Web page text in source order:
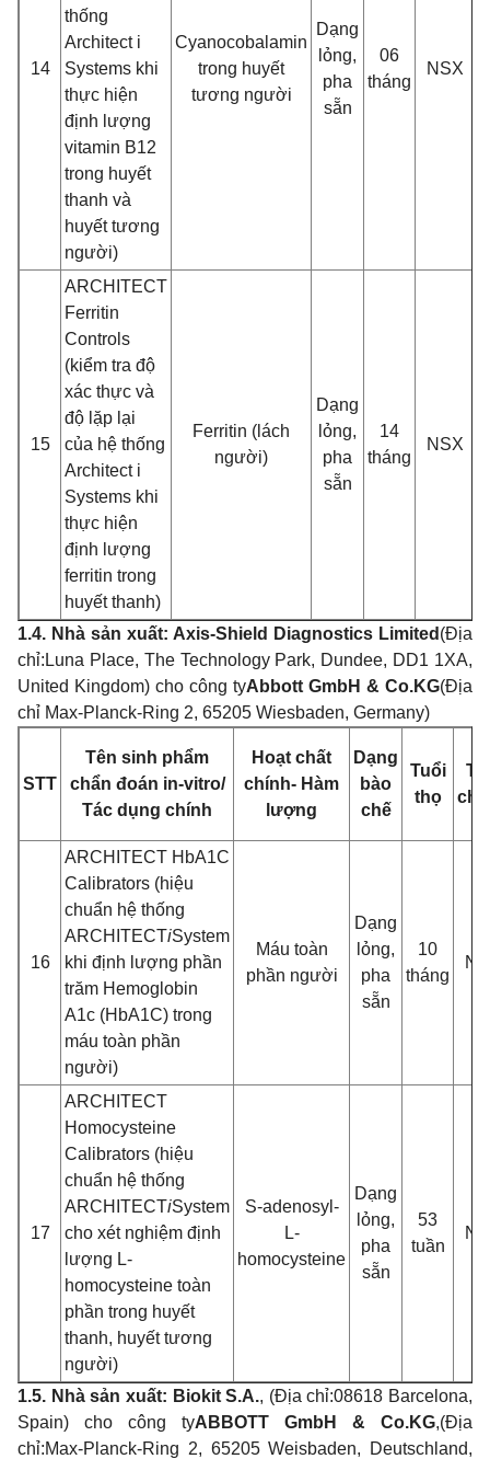
14
thống
Architect i
Systems khi
thực hiện
định lượng
vitamin B12
trong huyết
thanh và
huyết tương
người)
Cyanocobalamin
trong huyết
tương người
Dạng
lỏng,
pha
sẵn
06
tháng
NSX
15
ARCHITECT
Ferritin
Controls
(kiểm tra độ
xác thực và
độ lặp lại
của hệ thống
Architect i
Systems khi
thực hiện
định lượng
ferritin trong
huyết thanh)
Ferritin (lách
người)
Dạng
lỏng,
pha
sẵn
14
tháng
NSX
1.4. Nhà sản xuất: Axis-Shield Diagnostics Limited (Địa
chỉ: Luna Place, The Technology Park, Dundee, DD1 1XA,
United Kingdom) cho công tyAbbott GmbH & Co.KG(Địa
chỉ Max-Planck-Ring 2, 65205 Wiesbaden, Germany)
STT
Tên sinh phẩm
chẩn đoán in-vitro/
Tác d ụng chính
Hoạt chất
chính- Hàm
lượng
Dạng
bào
chế
Tuổi
thọ
16
ARCHITECT HbA1C
Calibrators (hiệu
chuẩn hệ thống
ARCHITECTiSystem
khi định lượng phần
trăm Hemogl obin
A1c (HbA1C) trong
máu toàn phần
người)
Máu toàn
phần người
Dạng
lỏng,
pha
sẵn
10
tháng
17
ARCHITECT
Homocysteine
Calibrators (hiệu
chuẩn hệ thống
ARCHITECTiSystem
cho xét nghiệm định
lượng L-
homocysteine toàn
phần trong huyết
thanh, huyết tương
người)
S-adenosyl-
L-
homocysteine
Dạng
lỏng,
pha
sẵn
53
tuần
1.5. Nhà sản xuất: Biokit S.A., (Địa chỉ:08618 Barcelona,
Spain) cho công tyABBOTT GmbH & Co.KG,(Địa
chỉ:Max-Planck-Ring 2, 65205 Weisbaden, Deutschland,